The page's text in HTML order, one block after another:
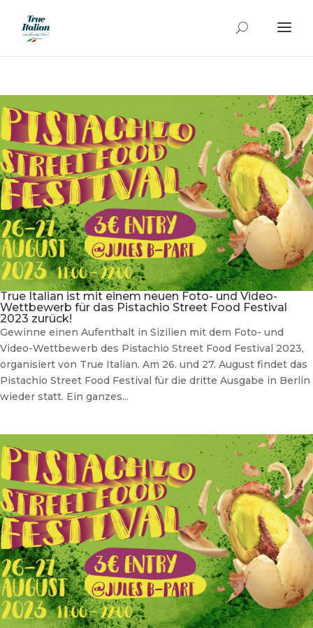
True Italian ist mit einem neuen Foto- und Video-
Wettbewerb für das Pistachio Street Food Festival
2023 zurück!
Gewinne einen Aufenthalt in Sizilien mit dem Foto- und
Video-Wettbewerb des Pistachio Street Food Festival 2023,
organisiert von True Italian. Am 26. und 27. August findet das
Pistachio Street Food Festival für die dritte Ausgabe in Berlin
wieder statt. Ein ganzes...